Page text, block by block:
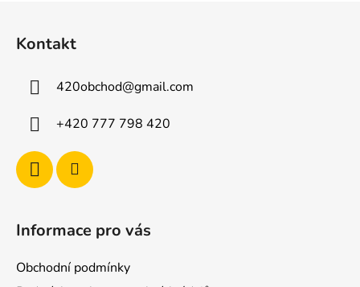
Kontakt
420obchod@gmail.com
+420 777 798 420
Informace pro vás
Obchodní podmínky